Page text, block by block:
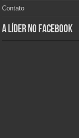
Contato
A Líder no Facebook